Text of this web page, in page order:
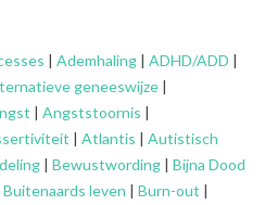
| Ademhaling | ADHD/ADD |
geneeswijze |
| Angststoornis |
| Atlantis | Autistisch
| Bewustwording | Bijna Dood
Buitenaards leven | Burn-out |